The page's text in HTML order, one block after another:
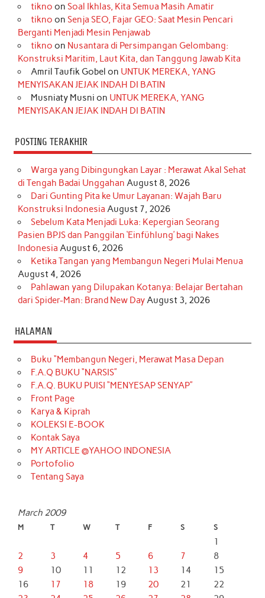
b
o
k
a
r
a
m
o
k
e
r
e
s
t
e
d
I
n
t
r
u
e
tikno on Soal Ikhlas, Kita Semua Masih Amatir
tikno on Senja SEO, Fajar GEO: Saat Mesin Pencari
Berganti Menjadi Mesin Penjawab
tikno on Nusantara di Persimpangan Gelombang:
Konstruksi Maritim, Laut Kita, dan Tanggung Jawab Kita
Amril Taufik Gobel on UNTUK MEREKA, YANG
MENYISAKAN JEJAK INDAH DI BATIN
Musniaty Musni on UNTUK MEREKA, YANG
MENYISAKAN JEJAK INDAH DI BATIN
POSTING TERAKHIR
Warga yang Dibingungkan Layar : Merawat Akal Sehat
di Tengah Badai Unggahan August 8, 2026
Dari Gunting Pita ke Umur Layanan: Wajah Baru
Konstruksi Indonesia August 7, 2026
Sebelum Kata Menjadi Luka: Kepergian Seorang
Pasien BPJS dan Panggilan ‘Einfühlung’ bagi Nakes
Indonesia August 6, 2026
Ketika Tangan yang Membangun Negeri Mulai Menua
August 4, 2026
Pahlawan yang Dilupakan Kotanya: Belajar Bertahan
dari Spider-Man: Brand New DayAugust 3, 2026
HALAMAN
Buku “Membangun Negeri, Merawat Masa Depan
F.A.Q BUKU “NARSIS”
F.A.Q. BUKU PUISI “MENYESAP SENYAP”
Front Page
Karya & Kiprah
KOLEKSI E-BOOK
Kontak Saya
MY ARTICLE @YAHOO INDONESIA
Portofolio
Tentang Saya
March 2009
M T W T F S S
1
2
3 4 5 6 7
8
9
10 11 12 13 14
15
16
17 18 19 20 21
22